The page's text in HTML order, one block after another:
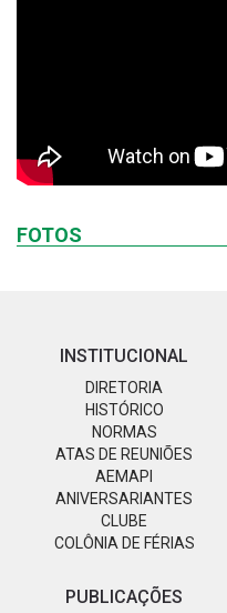
FOTOS
INSTITUCIONAL
DIRETORIA
HISTÓRICO
NORMAS
ATAS DE REUNIÕES
AEMAPI
ANIVERSARIANTES
CLUBE
COLÔNIA DE FÉRIAS
PUBLICAÇÕES